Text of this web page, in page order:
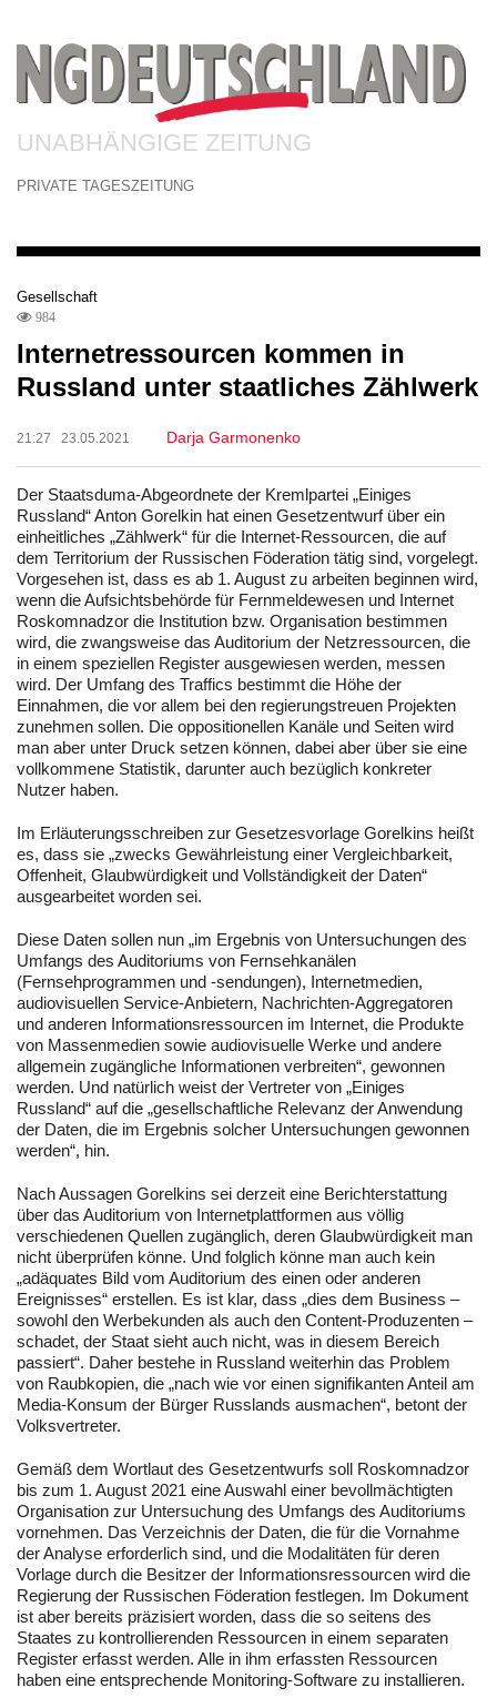
UNABHÄNGIGE ZEITUNG
PRIVATE TAGESZEITUNG
Gesellschaft
984
Internetressourcen kommen in
Russland unter staatliches Zählwerk
21:27 23.05.2021 Darja Garmonenko
Der Staatsduma-Abgeordnete der Kremlpartei „Einiges
Russland“ Anton Gorelkin hat einen Gesetzentwurf über ein
einheitliches „Zählwerk“ für die Internet-Ressourcen, die auf
dem Territorium der Russischen Föderation tätig sind, vorgelegt.
Vorgesehen ist, dass es ab 1. August zu arbeiten beginnen wird,
wenn die Aufsichtsbehörde für Fernmeldewesen und Internet
Roskomnadzor die Institution bzw. Organisation bestimmen
wird, die zwangsweise das Auditorium der Netzressourcen, die
in einem speziellen Register ausgewiesen werden, messen
wird. Der Umfang des Traffics bestimmt die Höhe der
Einnahmen, die vor allem bei den regierungstreuen Projekten
zunehmen sollen. Die oppositionellen Kanäle und Seiten wird
man aber unter Druck setzen können, dabei aber über sie eine
vollkommene Statistik, darunter auch bezüglich konkreter
Nutzer haben.
Im Erläuterungsschreiben zur Gesetzesvorlage Gorelkins heißt
es, dass sie „zwecks Gewährleistung einer Vergleichbarkeit,
Offenheit, Glaubwürdigkeit und Vollständigkeit der Daten“
ausgearbeitet worden sei.
Diese Daten sollen nun „im Ergebnis von Untersuchungen des
Umfangs des Auditoriums von Fernsehkanälen
(Fernsehprogrammen und -sendungen), Internetmedien,
audiovisuellen Service-Anbietern, Nachrichten-Aggregatoren
und anderen Informationsressourcen im Internet, die Produkte
von Massenmedien sowie audiovisuelle Werke und andere
allgemein zugängliche Informationen verbreiten“, gewonnen
werden. Und natürlich weist der Vertreter von „Einiges
Russland“ auf die „gesellschaftliche Relevanz der Anwendung
der Daten, die im Ergebnis solcher Untersuchungen gewonnen
werden“, hin.
Nach Aussagen Gorelkins sei derzeit eine Berichterstattung
über das Auditorium von Internetplattformen aus völlig
verschiedenen Quellen zugänglich, deren Glaubwürdigkeit man
nicht überprüfen könne. Und folglich könne man auch kein
„adäquates Bild vom Auditorium des einen oder anderen
Ereignisses“ erstellen. Es ist klar, dass „dies dem Business –
sowohl den Werbekunden als auch den Content-Produzenten –
schadet, der Staat sieht auch nicht, was in diesem Bereich
passiert“. Daher bestehe in Russland weiterhin das Problem
von Raubkopien, die „nach wie vor einen signifikanten Anteil am
Media-Konsum der Bürger Russlands ausmachen“, betont der
Volksvertreter.
Gemäß dem Wortlaut des Gesetzentwurfs soll Roskomnadzor
bis zum 1. August 2021 eine Auswahl einer bevollmächtigten
Organisation zur Untersuchung des Umfangs des Auditoriums
vornehmen. Das Verzeichnis der Daten, die für die Vornahme
der Analyse erforderlich sind, und die Modalitäten für deren
Vorlage durch die Besitzer der Informationsressourcen wird die
Regierung der Russischen Föderation festlegen. Im Dokument
ist aber bereits präzisiert worden, dass die so seitens des
Staates zu kontrollierenden Ressourcen in einem separaten
Register erfasst werden. Alle in ihm erfassten Ressourcen
haben eine entsprechende Monitoring-Software zu installieren.